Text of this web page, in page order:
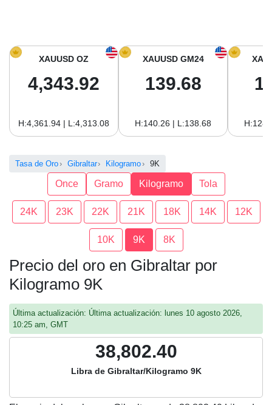
Precio del Oro hoy en América del sur
XAUUSD OZ
4,343.92
H:4,361.94 | L:4,313.08
XAUUSD GM24
139.68
H:140.26 | L:138.68
Tasa de Oro Gibraltar Kilogramo 9K
Once Gramo Kilogramo Tola
24K 23K 22K 21K 18K 14K 12K
10K 9K 8K
Precio del oro en Gibraltar por
Kilogramo 9K
Última actualización: Última actualización: lunes 10 agosto 2026,
10:25 am, GMT
38,802.40
Libra de Gibraltar/Kilogramo 9K